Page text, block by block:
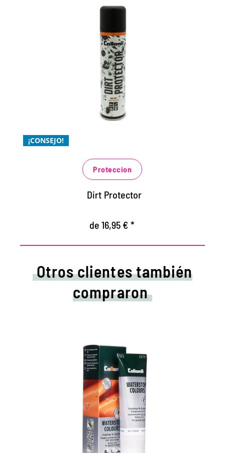
¡CONSEJO!
BLOQUEADOR DE SUCIEDAD
DE ALTA TECNOLOGÍA
innovadora protección de alta tecnología
contra el polvo y la suciedad
protege contra el polvo, la arena, la
especialmente para los zapatos blancos y
de deporte
Proteccion
Dirt Protector
de 16,95 € *
Otros clientes también
compraron
Cuidados de colores y
crema impermeabilizadora.
Mantiene todos los materiales lisos de
cuero y de alta tecnología con efecto de
impermeabilización.